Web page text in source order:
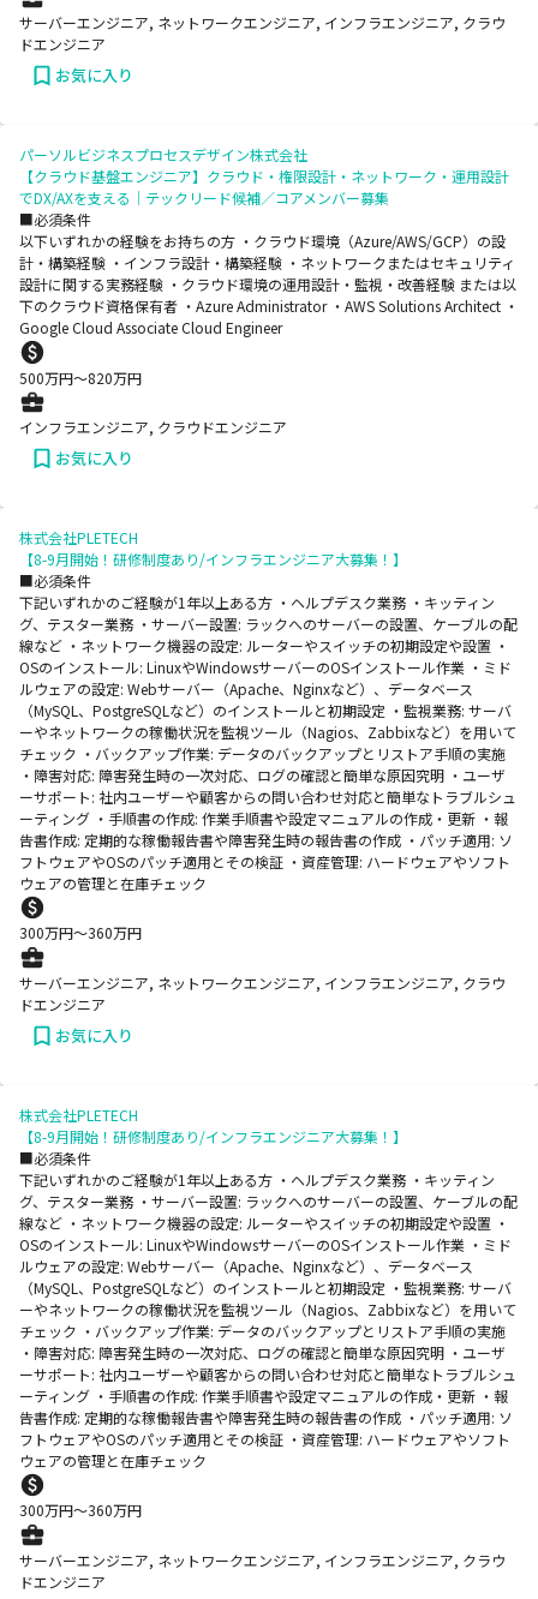
サーバーエンジニア, ネットワークエンジニア, インフラエンジニア, クラウ
ドエンジニア
お気に入り
パーソルビジネスプロセスデザイン株式会社
【クラウド基盤エンジニア】クラウド・権限設計・ネットワーク・運用設計
でDX/AXを支える｜テックリード候補／コアメンバー募集
■必須条件
以下いずれかの経験をお持ちの方 ・クラウド環境（Azure/AWS/GCP）の設
計・構築経験 ・インフラ設計・構築経験 ・ネットワークまたはセキュリティ
設計に関する実務経験 ・クラウド環境の運用設計・監視・改善経験 または以
下のクラウド資格保有者 ・Azure Administrator ・AWS Solutions Architect ・
Google Cloud Associate Cloud Engineer
500万円〜820万円
インフラエンジニア, クラウドエンジニア
お気に入り
株式会社PLETECH
【8-9月開始！研修制度あり/インフラエンジニア大募集！】
■必須条件
下記いずれかのご経験が1年以上ある方 ・ヘルプデスク業務 ・キッティン
グ、テスター業務 ・サーバー設置: ラックへのサーバーの設置、ケーブルの配
線など ・ネットワーク機器の設定: ルーターやスイッチの初期設定や設置 ・
OSのインストール: LinuxやWindowsサーバーのOSインストール作業 ・ミド
ルウェアの設定: Webサーバー（Apache、Nginxなど）、データベース
（MySQL、PostgreSQLなど）のインストールと初期設定 ・監視業務: サーバ
ーやネットワークの稼働状況を監視ツール（Nagios、Zabbixなど）を用いて
チェック ・バックアップ作業: データのバックアップとリストア手順の実施
・障害対応: 障害発生時の一次対応、ログの確認と簡単な原因究明 ・ユーザ
ーサポート: 社内ユーザーや顧客からの問い合わせ対応と簡単なトラブルシュ
ーティング ・手順書の作成: 作業手順書や設定マニュアルの作成・更新 ・報
告書作成: 定期的な稼働報告書や障害発生時の報告書の作成 ・パッチ適用: ソ
フトウェアやOSのパッチ適用とその検証 ・資産管理: ハードウェアやソフト
ウェアの管理と在庫チェック
300万円〜360万円
サーバーエンジニア, ネットワークエンジニア, インフラエンジニア, クラウ
ドエンジニア
お気に入り
株式会社PLETECH
【8-9月開始！研修制度あり/インフラエンジニア大募集！】
■必須条件
下記いずれかのご経験が1年以上ある方 ・ヘルプデスク業務 ・キッティン
グ、テスター業務 ・サーバー設置: ラックへのサーバーの設置、ケーブルの配
線など ・ネットワーク機器の設定: ルーターやスイッチの初期設定や設置 ・
OSのインストール: LinuxやWindowsサーバーのOSインストール作業 ・ミド
ルウェアの設定: Webサーバー（Apache、Nginxなど）、データベース
（MySQL、PostgreSQLなど）のインストールと初期設定 ・監視業務: サーバ
ーやネットワークの稼働状況を監視ツール（Nagios、Zabbixなど）を用いて
チェック ・バックアップ作業: データのバックアップとリストア手順の実施
・障害対応: 障害発生時の一次対応、ログの確認と簡単な原因究明 ・ユーザ
ーサポート: 社内ユーザーや顧客からの問い合わせ対応と簡単なトラブルシュ
ーティング ・手順書の作成: 作業手順書や設定マニュアルの作成・更新 ・報
告書作成: 定期的な稼働報告書や障害発生時の報告書の作成 ・パッチ適用: ソ
フトウェアやOSのパッチ適用とその検証 ・資産管理: ハードウェアやソフト
ウェアの管理と在庫チェック
300万円〜360万円
サーバーエンジニア, ネットワークエンジニア, インフラエンジニア, クラウ
ドエンジニア